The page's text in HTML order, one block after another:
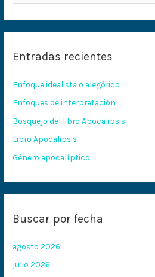
a
p
o
r
:
Entradas recientes
Enfoque idealista o alegórico
Enfoques de interpretación
Bosquejo del libro Apocalipsis
Libro Apocalipsis
Género apocalíptico
Buscar por fecha
agosto 2026
julio 2026